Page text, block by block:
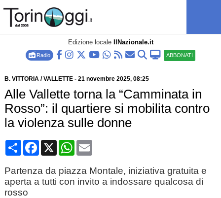
Edizione locale IlNazionale.it
Radio ABBONATI
B. VITTORIA / VALLETTE- 21 novembre 2025, 08:25
Alle Vallette torna la “Camminata in
Rosso”: il quartiere si mobilita contro
la violenza sulle donne
CondividiFacebook
X WhatsApp
Email
Partenza da piazza Montale, iniziativa gratuita e
aperta a tutti con invito a indossare qualcosa di
rosso